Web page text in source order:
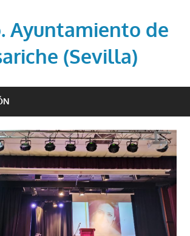
Ayuntamiento de
(Sevilla)